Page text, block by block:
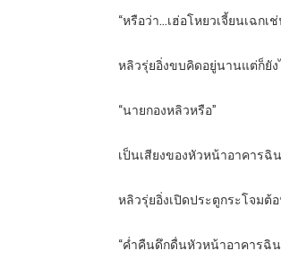
“หรือว่า…เฮ่อโหยวเจี้ยนเฉกเ
หลิวรุ่ยอิ่งขบคิดอยู่นานแต่ก็ยั
“นายกองหลิวหรือ”
เป็นเสียงของหัวหน้าอาคารฉิน
หลิวรุ่ยอิ่งเปิดประตูกระโจมต้
“ค่ำคืนดึกดื่นหัวหน้าอาคารฉิ